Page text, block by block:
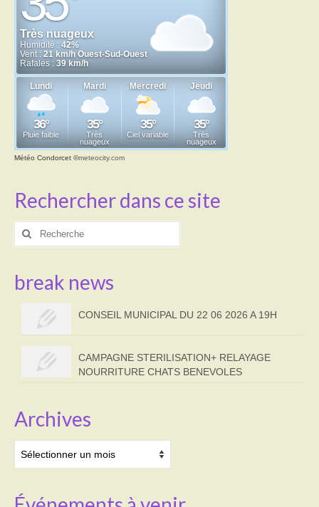
Météo Condorcet ©meteocity.com
Rechercher dans ce site
Rechercher
break news
CONSEIL MUNICIPAL DU 22 06 2026 A 19H
CAMPAGNE STERILISATION+ RELAYAGE
NOURRITURE CHATS BENEVOLES
Archives